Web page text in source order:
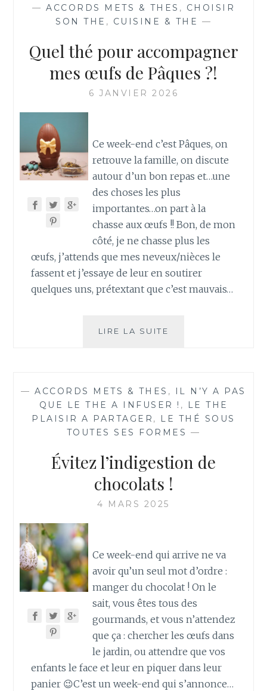
— ACCORDS METS & THES , CHOISIR
SON THE , CUISINE & THE —
Quel thé pour accompagner
mes œufs de Pâques ?!
6 JANVIER 2026
Ce week-end c’est Pâques, on
retrouve la famille, on discute
autour d’un bon repas et…une
des choses les plus
importantes…on part à la
chasse aux œufs !! Bon, de mon
côté, je ne chasse plus les
œufs, j’attends que mes neveux/nièces le
fassent et j’essaye de leur en soutirer
quelques uns, prétextant que c’est mauvais…
LIRE LA SUITE
ŒUFS
DE
PÂQUES
?!
—ACCORDS METS & THES ,
IL N’Y A PAS
QUE LE THE A INFUSER ! ,
LE THE
PLAISIR A PARTAGER , LE THÉ SOUS
TOUTES SES FORMES —
Évitez l’indigestion de
chocolats !
4 MARS 2025
Ce week-end qui arrive ne va
avoir qu’un seul mot d’ordre :
manger du chocolat ! On le
sait, vous êtes tous des
gourmands, et vous n’attendez
que ça : chercher les œufs dans
le jardin, ou attendre que vos
enfants le face et leur en piquer dans leur
panier 😉C’est un week-end qui s’annonce…